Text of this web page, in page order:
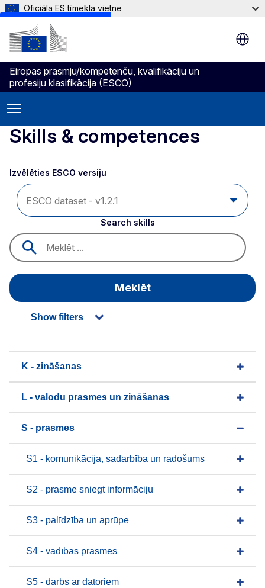
Skip to main content
Oficiāla ES tīmekļa vietne
Eiropas prasmju/kompetenču, kvalifikāciju un
profesiju klasifikācija (ESCO)
Skills & competences
Izvēlēties ESCO versiju
Search skills
Meklēt
Show filters
K - zināšanas
L - valodu prasmes un zināšanas
S - prasmes
S1 - komunikācija, sadarbība un radošums
S2 - prasme sniegt informāciju
S3 - palīdzība un aprūpe
S4 - vadības prasmes
S5 - darbs ar datoriem